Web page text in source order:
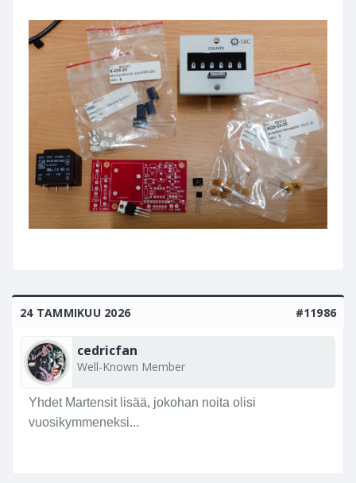
24 TAMMIKUU 2026 #11986
cedricfan
Well-Known Member
Yhdet Martensit lisää, jokohan noita olisi
vuosikymmeneksi...